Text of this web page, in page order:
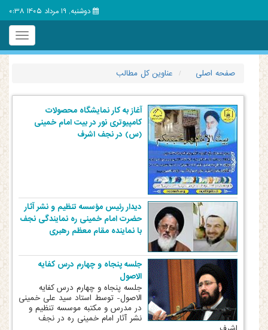
دوشنبه, 19 مرداد 1405 0:38
Toggle
صفحه اصلی عناوین کل مطالب
آغاز به کار نمایشگاه محصولات
کامپیوتری نور در بیت امام خمینی
(س) در نجف اشرف
دیدار رئیس مؤسسه تنظیم و نشر آثار
حضرت امام خمینی ره نمایندگی نجف
با نماینده مقام معظم رهبری
جلسه پنجاه و چهارم درس کفایه
الاصول
جلسه پنجاه و چهارم درس کفایه
الاصول- توسط استاد سید علی خمینی
در مدرس و مکتبه موسسه تنظیم و
نشر آثار امام خمینی ره در نجف